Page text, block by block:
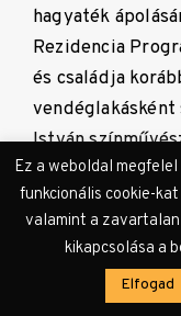
hagyaték
Rezidencia
és családja
István
lengyelül
című versét,
debreceni
1749folyóirat
megemlékezése
Ez a weboldal
funkcionális cookie-
valamint a zavartalan
kikapcsolása a
Elfogad